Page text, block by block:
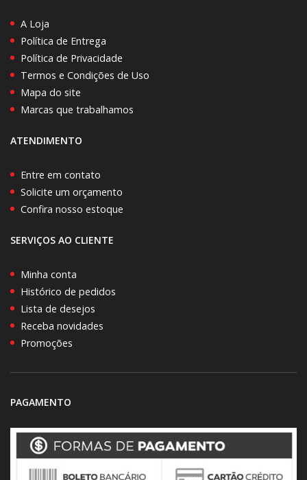
A Loja
Política de Entrega
Política de Privacidade
Termos e Condições de Uso
Mapa do site
Marcas que trabalhamos
ATENDIMENTO
Entre em contato
Solicite um orçamento
Confira nosso estoque
SERVIÇOS AO CLIENTE
Minha conta
Histórico de pedidos
Lista de desejos
Receba novidades
Promoções
PAGAMENTO